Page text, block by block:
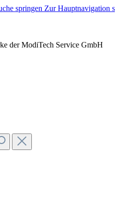
springen Zur Hauptnavigation
der ModiTech Service GmbH